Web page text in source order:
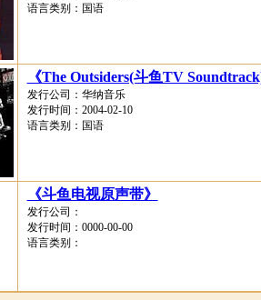
语言类别：国语
《The Outsiders(斗鱼TV
发行公司：华纳音乐
发行时间：2004-02-10
语言类别：国语
《斗鱼电视原声带》
发行公司：
发行时间：0000-00-00
语言类别：